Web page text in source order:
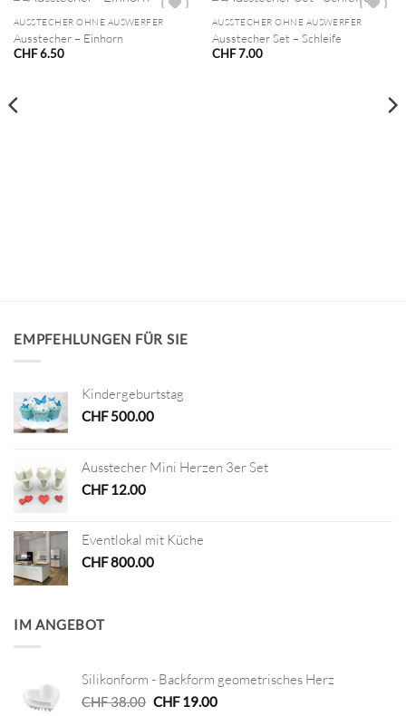
AUSSTECHER OHNE AUSWERFER
Ausstecher – Einhorn
CHF6.50
AUSSTECHER OHNE AUSWERFER
Ausstecher Set – Schleife
CHF7.00
EMPFEHLUNGEN FÜR SIE
Kindergeburtstag
CHF500.00
Ausstecher Mini Herzen 3er Set
CHF12.00
Eventlokal mit Küche
CHF800.00
IM ANGEBOT
Silikonform - Backform geometrisches Herz
CHF38.00 Ursprünglicher
CHF19.00Aktueller